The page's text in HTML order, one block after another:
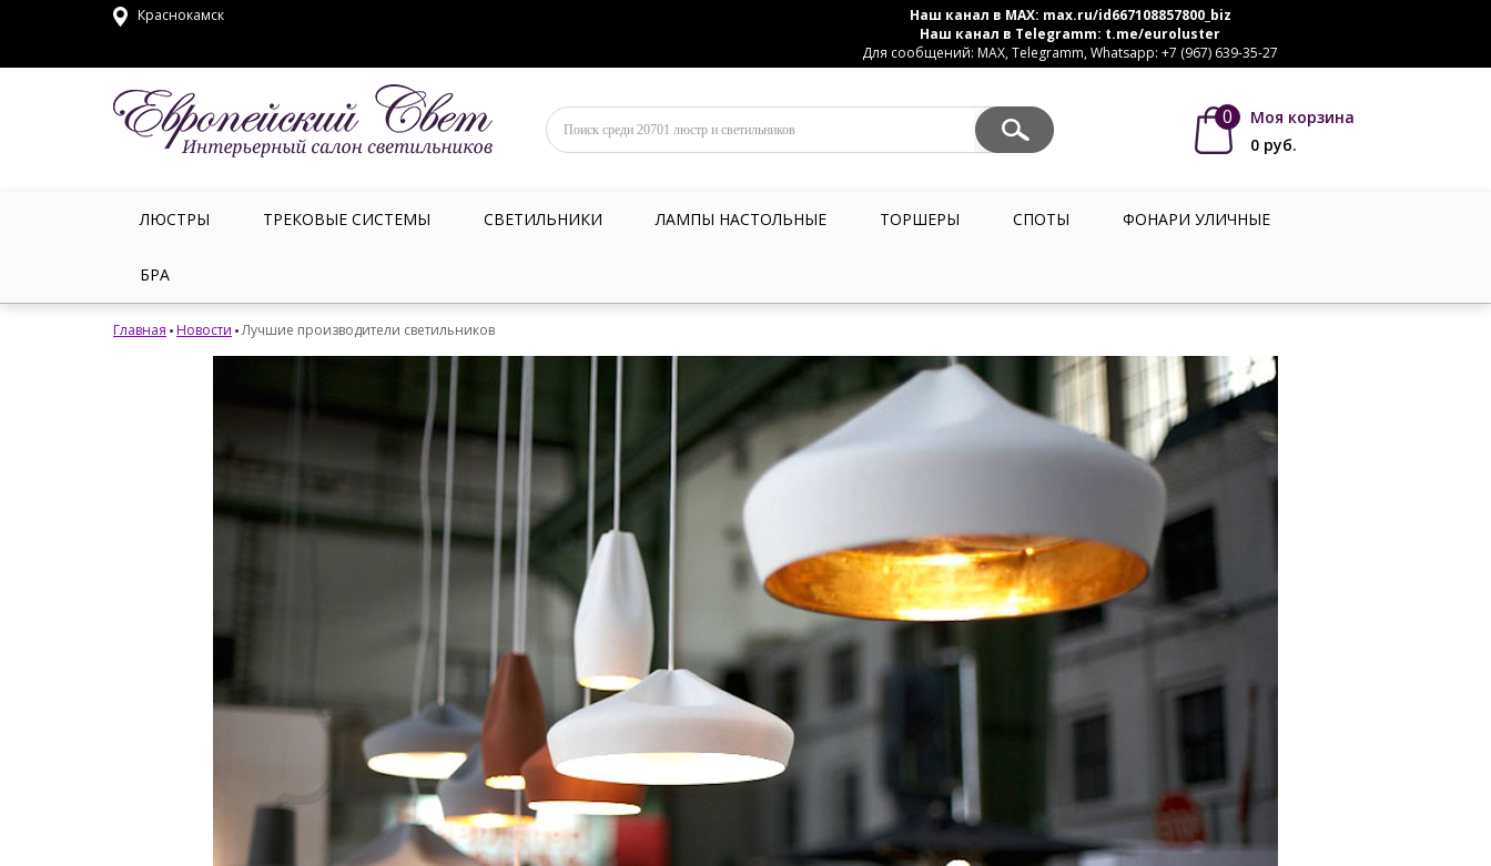
Краснокамск Наш канал в MAX: max.ru/id667108857800_biz
Наш канал в Telegramm: t.me/euroluster
Для сообщений: MAX, Telegramm, Whatsapp: +7 (967) 639-35-27
0
Моя корзина
0 руб.
ЛЮСТРЫ ТРЕКОВЫЕ СИСТЕМЫ СВЕТИЛЬНИКИ ЛАМПЫ НАСТОЛЬНЫЕ ТОРШЕРЫ СПОТЫ ФОНАРИ УЛИЧНЫЕ
БРА
Главная Новости Лучшие производители светильников